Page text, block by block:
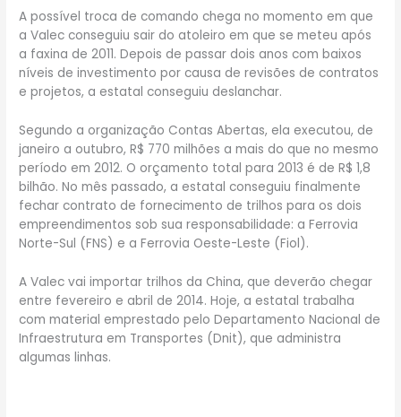
A possível troca de comando chega no momento em que
a Valec conseguiu sair do atoleiro em que se meteu após
a faxina de 2011. Depois de passar dois anos com baixos
níveis de investimento por causa de revisões de contratos
e projetos, a estatal conseguiu deslanchar.
Segundo a organização Contas Abertas, ela executou, de
janeiro a outubro, R$ 770 milhões a mais do que no mesmo
período em 2012. O orçamento total para 2013 é de R$ 1,8
bilhão. No mês passado, a estatal conseguiu finalmente
fechar contrato de fornecimento de trilhos para os dois
empreendimentos sob sua responsabilidade: a Ferrovia
Norte-Sul (FNS) e a Ferrovia Oeste-Leste (Fiol).
A Valec vai importar trilhos da China, que deverão chegar
entre fevereiro e abril de 2014. Hoje, a estatal trabalha
com material emprestado pelo Departamento Nacional de
Infraestrutura em Transportes (Dnit), que administra
algumas linhas.